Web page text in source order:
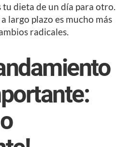
tu dieta de un día para otro.
largo plazo es mucho más
radicales.